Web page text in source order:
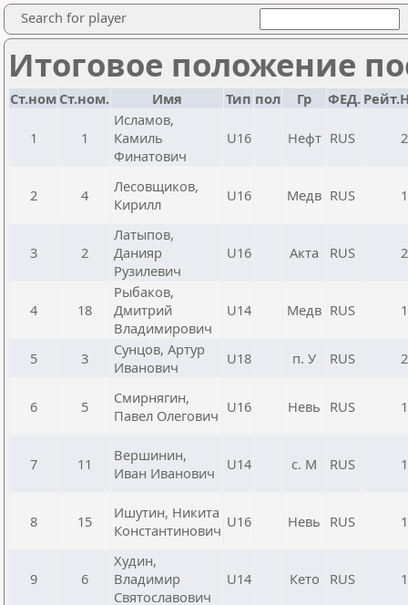
Search for player
Итоговое положение
Ст.ном Ст.ном. Имя Тип пол Гр ФЕД.
1 1
Исламов,
Камиль
Финатович
U16 Нефт RUS
2 4
Лесовщиков,
Кирилл
U16 Медв RUS
3 2
Латыпов,
Данияр
Рузилевич
U16 Акта RUS
4 18
Рыбаков,
Дмитрий
Владимирович
U14 Медв RUS
5 3
Сунцов, Артур
Иванович
U18 п. У RUS
6 5
Смирнягин,
Павел Олегович U16 Невь RUS
7 11
Вершинин,
Иван Иванович
U14 с. М RUS
8 15
Ишутин, Никита
Константинович U16 Невь RUS
9 6
Худин,
Владимир
Святославович
U14 Кето RUS